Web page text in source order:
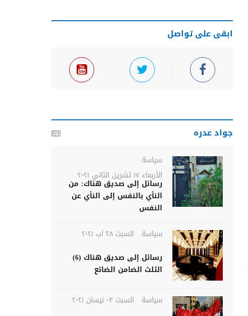
ابقى على تواصل
جواد عدره
سياسة
الأربعاء ١٧ تشرين الثاني ٢٠٢١
رسائل إلى صديق هناك: من
النأي بالنفس إلى النأي عن
النفس
سياسة
السبت ٢٨ آب ٢٠٢١
رسائل إلى صديق هناك (6)
الثلث الضامن الضائع
سياسة
السبت ٠٣ نيسان ٢٠٢١